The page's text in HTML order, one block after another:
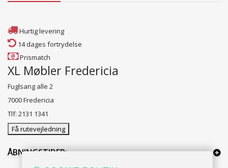
Hurtig levering
14 dages fortrydelse
Prismatch
XL Møbler Fredericia
Fuglsang alle 2
7000 Fredericia
Tlf: 2131 1341
Få rutevejledning
ÅBNINGSTIDER: